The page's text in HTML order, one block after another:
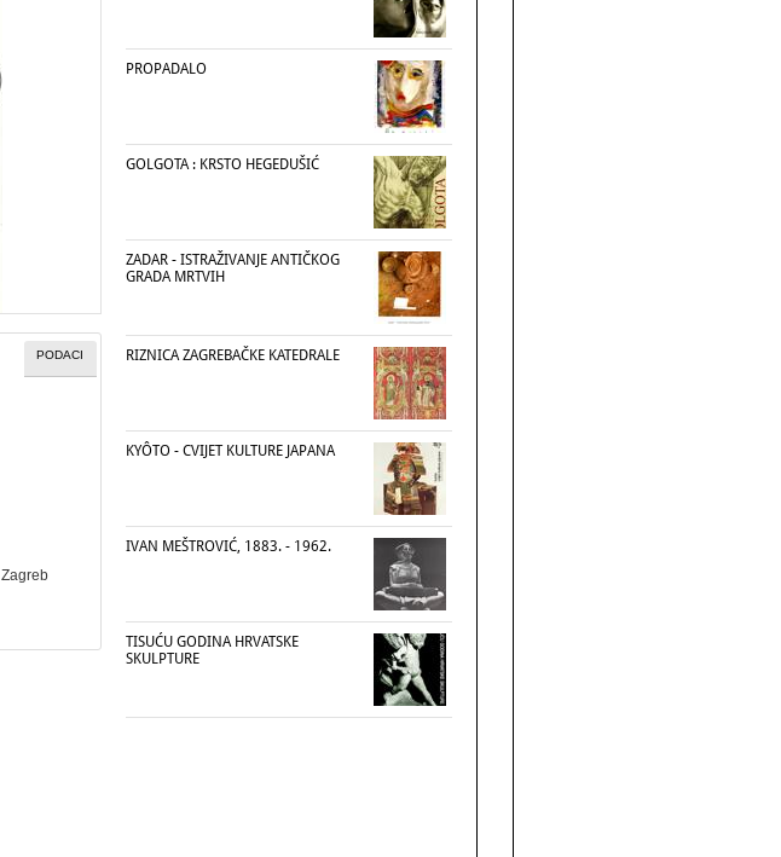
PODACI
, Zagreb
PROPADALO
GOLGOTA : KRSTO HEGEDUŠIĆ
ZADAR - ISTRAŽIVANJE ANTIČKOG
GRADA MRTVIH
RIZNICA ZAGREBAČKE KATEDRALE
KYÔTO - CVIJET KULTURE JAPANA
IVAN MEŠTROVIĆ, 1883. - 1962.
TISUĆU GODINA HRVATSKE
SKULPTURE